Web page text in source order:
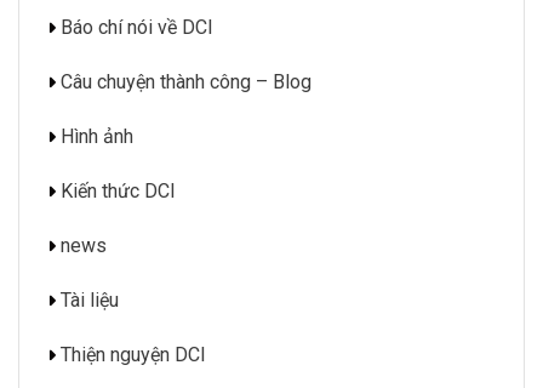
Báo chí nói về DCI
Câu chuyện thành công – Blog
Hình ảnh
Kiến thức DCI
news
Tài liệu
Thiện nguyện DCI